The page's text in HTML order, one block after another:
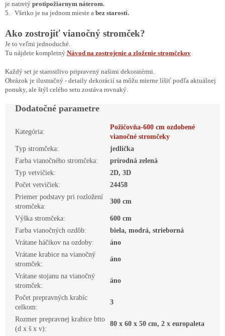
je natretý protipožiarnym náterom.
5. Všetko je na jednom mieste a bez starostí.
Ako zostrojiť vianočný stromček?
Je to veľmi jednoduché.
Tu nájdete kompletný Návod na zostrojenie a zloženie stromčekov
Každý set je starostlivo pripravený našimi dekoratérmi.
Obrázok je ilustračný - detaily dekorácií sa môžu mierne líšiť podľa aktuálnej
ponuky, ale štýl celého setu zostáva rovnaký.
Dodatočné parametre
Kategória:
Požičovňa-600 cm ozdobené
vianočné stromčeky
Typ stromčeka:
jedlička
Farba vianočného stromčeka:
prírodná zelená
Typ vetvičiek:
2D, 3D
Počet vetvičiek:
24458
Priemer podstavy pri rozložení
stromčeka:
300 cm
Výška stromčeka:
600 cm
Farba vianočných ozdôb:
biela, modrá, strieborná
Vrátane háčikov na ozdoby:
áno
Vrátane krabice na vianočný
stromček:
áno
Vrátane stojanu na vianočný
stromček:
áno
Počet prepravných krabíc
celkom:
3
Rozmer prepravnej krabice btto
(d x š x v):
80 x 60 x 50 cm, 2 x europaleta